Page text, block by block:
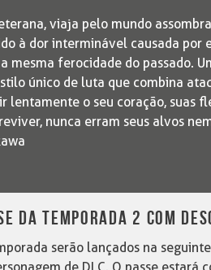
viaja pelo mundo
à dor interminável causada por
mesma ferocidade do passado.
único de luta que combina
lentamente o seu coração, suas
nunca erram seus alvos
DA TEMPORADA 2 COM
serão lançados na seguinte